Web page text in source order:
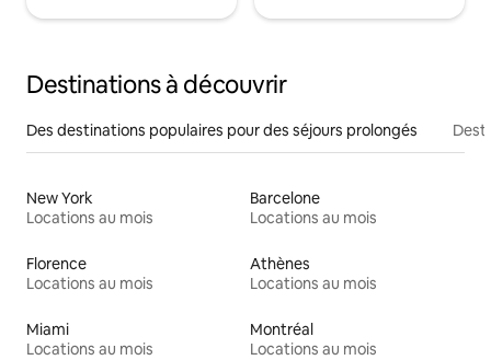
Destinations à découvrir
Des destinations populaires pour des séjours prolongés
New York
Locations au mois
Barcelone
Locations au mois
Florence
Locations au mois
Athènes
Locations au mois
Miami
Locations au mois
Montréal
Locations au mois